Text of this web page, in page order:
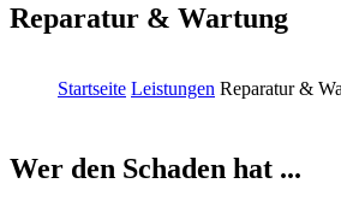
Reparatur & Wartung
Startseite Leistungen Reparatur &
Wer den Schaden hat ...